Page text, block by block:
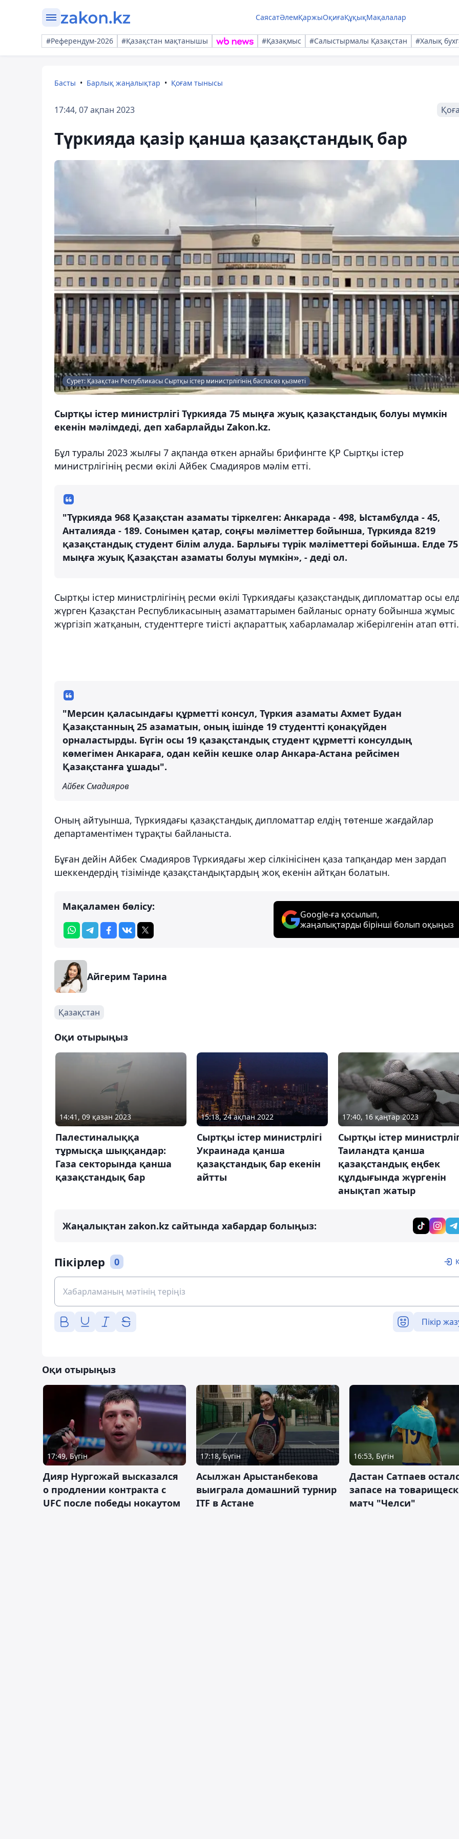
СаясатӘлемҚаржыОқиғаҚұқықМақалалар
#Референдум-2026 #Қазақстан мақтанышы #Қазақмыс #Салыстырмалы Қазақстан #Халық
Басты Барлық жаңалықтар Қоғам тынысы
17:44, 07 ақпан 2023
Түркияда қазір қанша қазақстандық бар
Сурет: Қазақстан Республикасы Сыртқы істер министрлігінің баспасөз қызметі
Сыртқы істер министрлігі Түркияда 75 мыңға жуық қазақстандық болуы мүмкін
екенін мәлімдеді, деп хабарлайды Zakon.kz.
Бұл туралы 2023 жылғы 7 ақпанда өткен арнайы брифингте ҚР Сыртқы істер
министрлігінің ресми өкілі Айбек Смадияров мәлім етті.
"Түркияда 968 Қазақстан азаматы тіркелген: Анкарада - 498, Ыстамбұлда - 45,
Анталияда - 189. Сонымен қатар, соңғы мәліметтер бойынша, Түркияда 8219
қазақстандық студент білім алуда. Барлығы түрік мәліметтері бойынша. Елде 75
мыңға жуық Қазақстан азаматы болуы мүмкін», - деді ол.
Сыртқы істер министрлігінің ресми өкілі Түркиядағы қазақстандық дипломаттар осы
жүрген Қазақстан Республикасының азаматтарымен байланыс орнату бойынша жұмыс
жүргізіп жатқанын, студенттерге тиісті ақпараттық хабарламалар жіберілгенін атап өтті.
"Мерсин қаласындағы құрметті консул, Түркия азаматы Ахмет Будан
Қазақстанның 25 азаматын, оның ішінде 19 студентті қонақүйден
орналастырды. Бүгін осы 19 қазақстандық студент құрметті консулдың
көмегімен Анкараға, одан кейін кешке олар Анкара-Астана рейсімен
Қазақстанға ұшады".
Айбек Смадияров
Оның айтуынша, Түркиядағы қазақстандық дипломаттар елдің төтенше жағдайлар
департаментімен тұрақты байланыста.
Бұған дейін Айбек Смадияров Түркиядағы жер сілкінісінен қаза тапқандар мен зардап
шеккендердің тізімінде қазақстандықтардың жоқ екенін айтқан болатын.
Мақаламен бөлісу:
Google-ға қосылып,
жаңалықтарды бірінші болып оқыңыз
Айгерим Тарина
Қазақстан
Оқи отырыңыз
14:41, 09 қазан 2023
Палестиналыққа
тұрмысқа шыққандар:
Газа секторында қанша
қазақстандық бар
15:18, 24 ақпан 2022
Сыртқы істер министрлігі
Украинада қанша
қазақстандық бар екенін
айтты
17:40, 16 қаңтар 2023
Сыртқы істер
Таиландта қанша
қазақстандық еңбек
құлдығында жүргенін
анықтап жатыр
Жаңалықтан zakon.kz сайтында хабардар болыңыз:
Пікірлер 0
Пікір
Оқи отырыңыз
17:49, Бүгін
Дияр Нургожай высказался
о продлении контракта с
UFC после победы нокаутом
17:18, Бүгін
Асылжан Арыстанбекова
выиграла домашний турнир
ITF в Астане
16:53, Бүгін
Дастан Сатпаев
запасе на
матч "Челси"